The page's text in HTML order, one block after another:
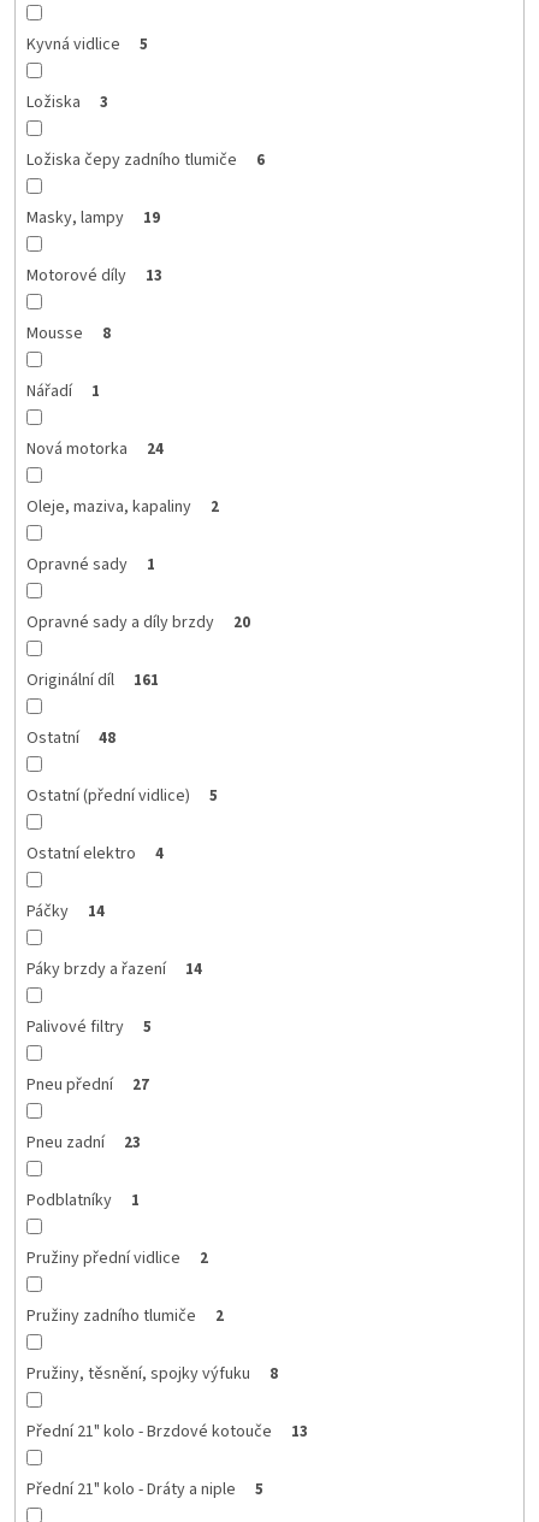
Kyvná vidlice 5
Ložiska 3
Ložiska čepy zadního tlumiče 6
Masky, lampy 19
Motorové díly 13
Mousse 8
Nářadí 1
Nová motorka 24
Oleje, maziva, kapaliny 2
Opravné sady 1
Opravné sady a díly brzdy 20
Originální díl 161
Ostatní 48
Ostatní (přední vidlice) 5
Ostatní elektro 4
Páčky 14
Páky brzdy a řazení 14
Palivové filtry 5
Pneu přední 27
Pneu zadní 23
Podblatníky 1
Pružiny přední vidlice 2
Pružiny zadního tlumiče 2
Pružiny, těsnění, spojky výfuku 8
Přední 21" kolo - Brzdové kotouče 13
Přední 21" kolo - Dráty a niple 5